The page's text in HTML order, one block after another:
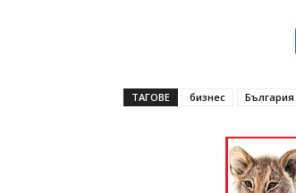
ТАГОВЕ бизнес България